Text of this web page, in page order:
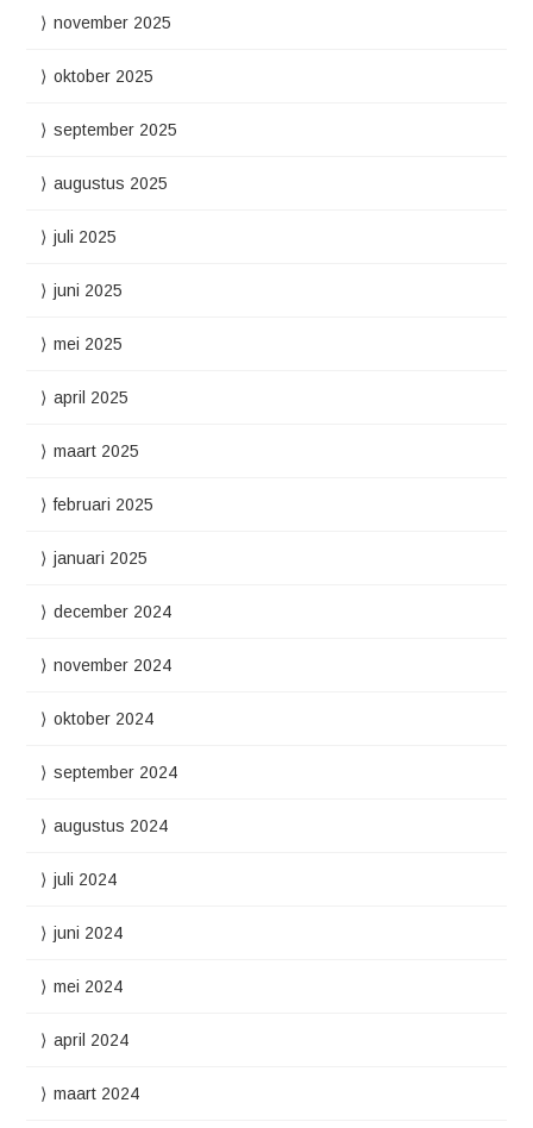
november 2025
oktober 2025
september 2025
augustus 2025
juli 2025
juni 2025
mei 2025
april 2025
maart 2025
februari 2025
januari 2025
december 2024
november 2024
oktober 2024
september 2024
augustus 2024
juli 2024
juni 2024
mei 2024
april 2024
maart 2024